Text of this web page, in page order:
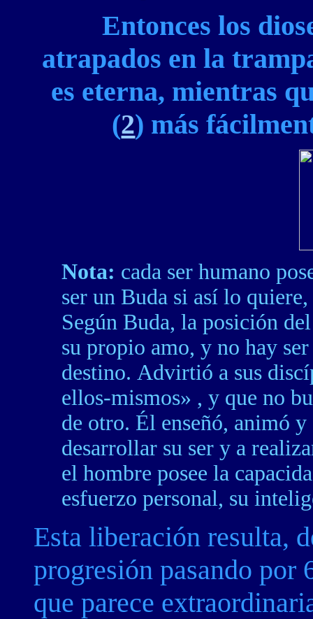
Entonces los
atrapados en la
es eterna, mientras
(2) más
Nota: cada ser humano
ser un Buda si así lo
Según Buda, la posición
su propio amo, y no hay
destino. Advirtió a sus
ellos-mismos» , y que no
de otro. Él enseñó, animó
desarrollar su ser y a
el hombre posee la
esfuerzo personal, su
Esta liberación resulta,
progresión pasando por
que parece